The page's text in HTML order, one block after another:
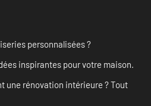
personnalisées ?
inspirantes pour votre maison.
une rénovation intérieure ? Tout